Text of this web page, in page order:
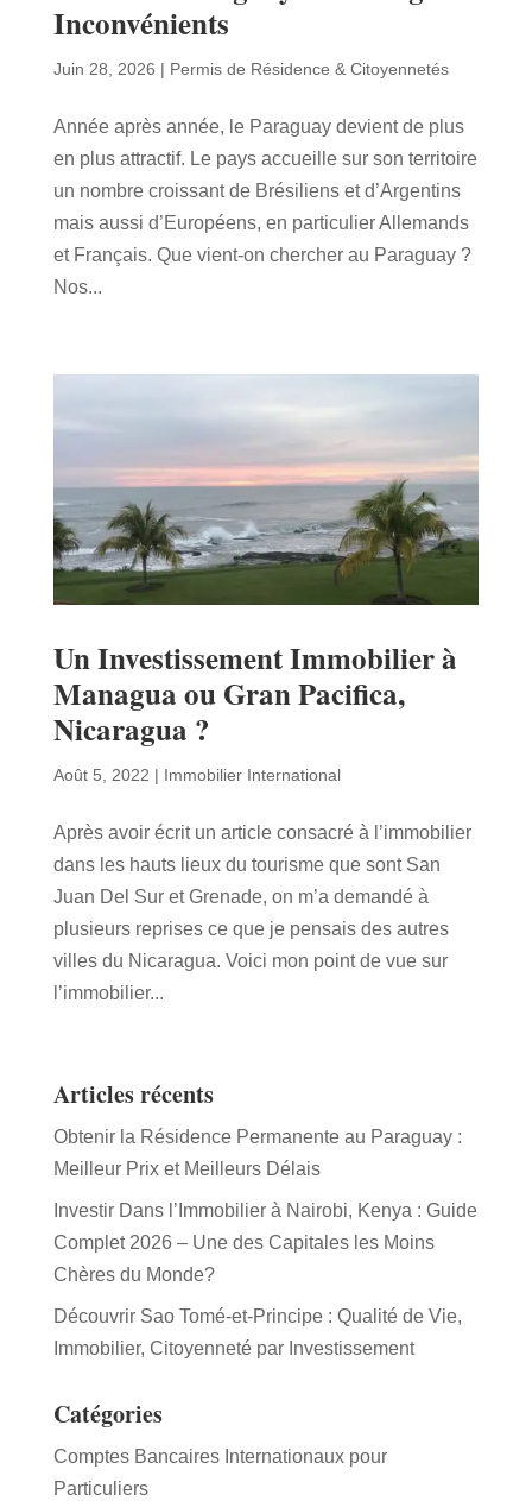
Inconvénients
Juin 28, 2026 | Permis de Résidence & Citoyennetés
Année après année, le Paraguay devient de plus
en plus attractif. Le pays accueille sur son territoire
un nombre croissant de Brésiliens et d’Argentins
mais aussi d’Européens, en particulier Allemands
et Français. Que vient-on chercher au Paraguay ?
Nos...
Un Investissement Immobilier à
Managua ou Gran Pacifica,
Nicaragua ?
Août 5, 2022 | Immobilier International
Après avoir écrit un article consacré à l’immobilier
dans les hauts lieux du tourisme que sont San
Juan Del Sur et Grenade, on m’a demandé à
plusieurs reprises ce que je pensais des autres
villes du Nicaragua. Voici mon point de vue sur
l’immobilier...
Articles récents
Obtenir la Résidence Permanente au Paraguay :
Meilleur Prix et Meilleurs Délais
Investir Dans l’Immobilier à Nairobi, Kenya : Guide
Complet 2026 – Une des Capitales les Moins
Chères du Monde?
Découvrir Sao Tomé-et-Principe : Qualité de Vie,
Immobilier, Citoyenneté par Investissement
Catégories
Comptes Bancaires Internationaux pour
Particuliers